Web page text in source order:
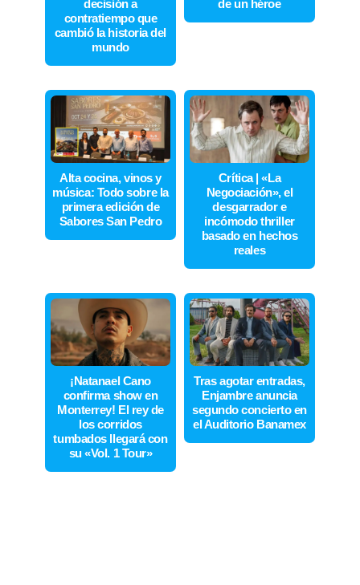
decisión a
contratiempo que
cambió la historia del
mundo
de un héroe
Alta cocina, vinos y
música: Todo sobre la
primera edición de
Sabores San Pedro
Crítica | «La
Negociación», el
desgarrador e
incómodo thriller
basado en hechos
reales
¡Natanael Cano
confirma show en
Monterrey! El rey de
los corridos
tumbados llegará con
su «Vol. 1 Tour»
Tras agotar entradas,
Enjambre anuncia
segundo concierto en
el Auditorio Banamex